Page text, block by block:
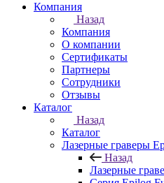
Компания
Назад
Компания
О компании
Сертификаты
Партнеры
Сотрудники
Отзывы
Каталог
Назад
Каталог
Лазерные граверы
Назад
Лазерные